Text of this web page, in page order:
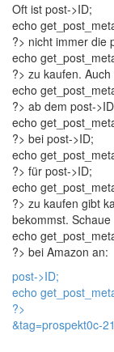
Oft ist post->ID;
echo
?> nicht immer die
echo
?> zu kaufen.
echo
?> ab dem post-
echo
?> bei post->ID;
echo
?> für post->ID;
echo
?> zu kaufen gibt
bekommst.
echo
?> bei Amazon an:
post->ID;
echo
?>
&tag=prospekt0c-